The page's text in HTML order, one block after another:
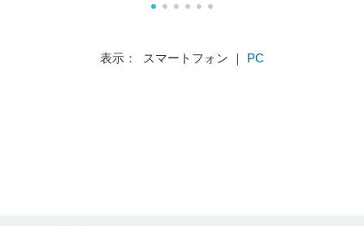
表示： スマートフォン ｜ PC